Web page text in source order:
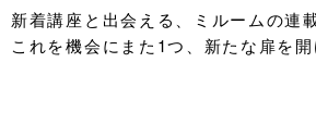
新着講座と出会える、ミルームの連
これを機会にまた1つ、新たな扉を